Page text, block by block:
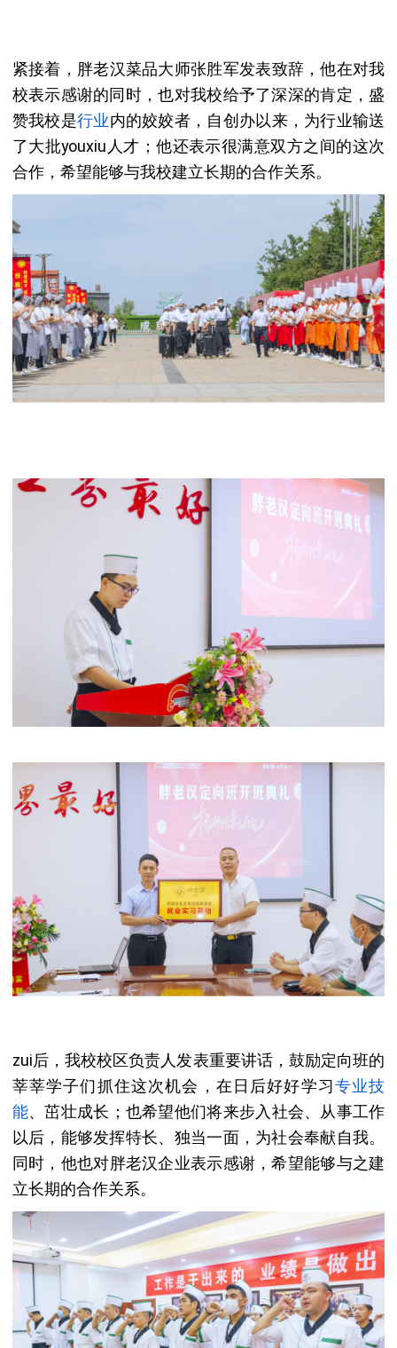
紧接着， 胖老汉菜品大师张胜军发表致辞，他在对我
校表示感谢的同时，也对我校给予了深深的肯定，盛
赞我校是行业内的姣姣者，自创办以来，为行业输送
了大批youxiu人才；他还表示很满意双方之间的这次
合作，希望能够与我校建立长期的合作关系。
zui后，我校校区负责人发表重要讲话，鼓励定向班的
莘莘学子们抓住这次机会，在日后好好学习专业技
能、茁壮成长；也希望他们将来步入社会、从事工作
以后，能够发挥特长、独当一面，为社会奉献自我。
同时，他也对胖老汉企业表示感谢，希望能够与之建
立长期的合作关系。